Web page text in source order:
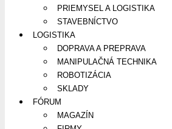
PRIEMYSEL A LOGISTIKA
STAVEBNÍCTVO
LOGISTIKA
DOPRAVA A PREPRAVA
MANIPULAČNÁ TECHNIKA
ROBOTIZÁCIA
SKLADY
FÓRUM
MAGAZÍN